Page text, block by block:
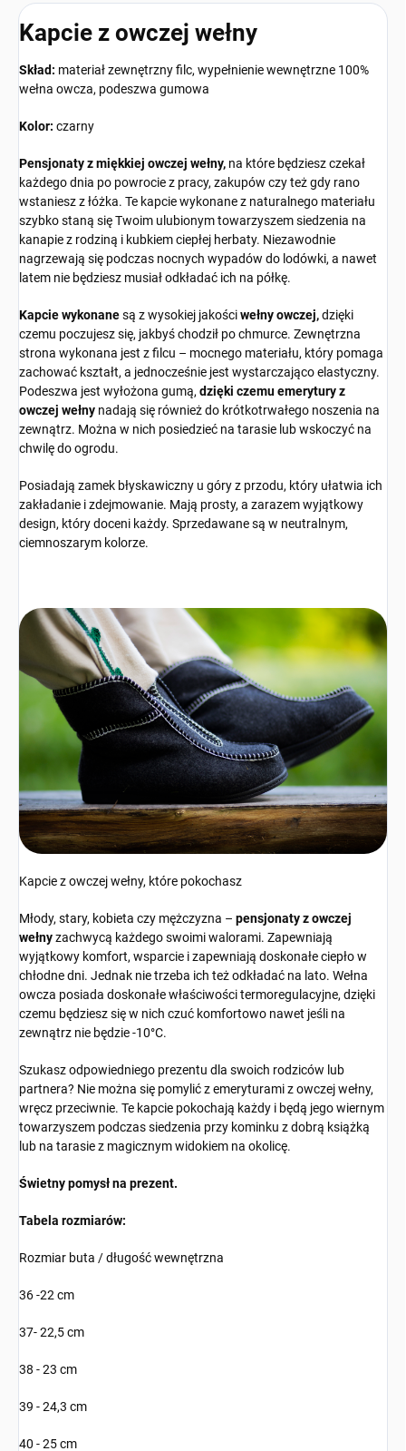
Kapcie z owczej wełny
Skład: materiał zewnętrzny filc, wypełnienie wewnętrzne 100%
wełna owcza, podeszwa gumowa
Kolor: czarny
Pensjonaty z miękkiej owczej wełny, na które będziesz czekał
każdego dnia po powrocie z pracy, zakupów czy też gdy rano
wstaniesz z łóżka. Te kapcie wykonane z naturalnego materiału
szybko staną się Twoim ulubionym towarzyszem siedzenia na
kanapie z rodziną i kubkiem ciepłej herbaty. Niezawodnie
nagrzewają się podczas nocnych wypadów do lodówki, a nawet
latem nie będziesz musiał odkładać ich na półkę.
Kapcie wykonanesą z wysokiej jakościwełny owczej,dzięki
czemu poczujesz się, jakbyś chodził po chmurce. Zewnętrzna
strona wykonana jest z filcu – mocnego materiału, który pomaga
zachować kształt, a jednocześnie jest wystarczająco elastyczny.
Podeszwa jest wyłożona gumą, dzięki czemu emerytury z
owczej wełny nadają się również do krótkotrwałego noszenia na
zewnątrz. Można w nich posiedzieć na tarasie lub wskoczyć na
chwilę do ogrodu.
Posiadają zamek błyskawiczny u góry z przodu, który ułatwia ich
zakładanie i zdejmowanie. Mają prosty, a zarazem wyjątkowy
design, który doceni każdy. Sprzedawane są w neutralnym,
ciemnoszarym kolorze.
Kapcie z owczej wełny, które pokochasz
Młody, stary, kobieta czy mężczyzna – pensjonaty z owczej
wełnyzachwycą każdego swoimi walorami. Zapewniają
wyjątkowy komfort, wsparcie i zapewniają doskonałe ciepło w
chłodne dni. Jednak nie trzeba ich też odkładać na lato. Wełna
owcza posiada doskonałe właściwości termoregulacyjne, dzięki
czemu będziesz się w nich czuć komfortowo nawet jeśli na
zewnątrz nie będzie -10°C.
Szukasz odpowiedniego prezentu dla swoich rodziców lub
partnera? Nie można się pomylić z emeryturami z owczej wełny,
wręcz przeciwnie. Te kapcie pokochają każdy i będą jego wiernym
towarzyszem podczas siedzenia przy kominku z dobrą książką
lub na tarasie z magicznym widokiem na okolicę.
Świetny pomysł na prezent.
Tabela rozmiarów:
Rozmiar buta / długość wewnętrzna
36 -22 cm
37- 22,5 cm
38 - 23 cm
39 - 24,3 cm
40 - 25 cm